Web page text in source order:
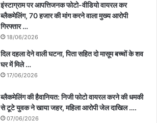
इंस्टाग्राम पर आपत्तिजनक फोटो-वीडियो वायरल कर
ब्लैकमेलिंग, 70 हजार की मांग करने वाला मुख्य आरोपी
गिरफ्तार …
18/06/2026
दिल दहला देने वाली घटना, पिता सहित दो मासूम बच्चों के शव
घर में मिले …
17/06/2026
ब्लैकमेलिंग की हैवानियत: निजी फोटो वायरल करने की धमकी
से टूटे युवक ने खाया जहर, महिला आरोपी जेल दाखिल ….
07/06/2026